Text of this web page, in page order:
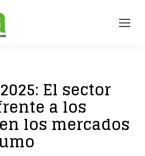
El sector
a los
los mercados